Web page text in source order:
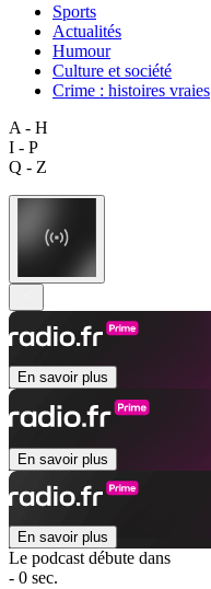
Sports
Actualités
Humour
Culture et société
Crime : histoires vraies
A - H
I - P
Q - Z
En savoir plus
En savoir plus
En savoir plus
Le podcast débute dans
- 0 sec.